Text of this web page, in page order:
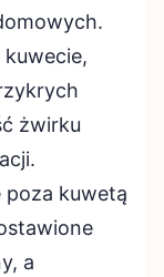
żwirku
poza kuwetą
a